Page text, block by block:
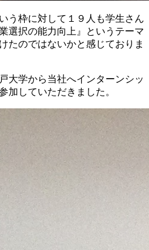
う枠に対して１９人も学生さん
選択の能力向上』というテーマ
たのではないかと感じておりま
大学から当社へインターンシッ
加していただきました。